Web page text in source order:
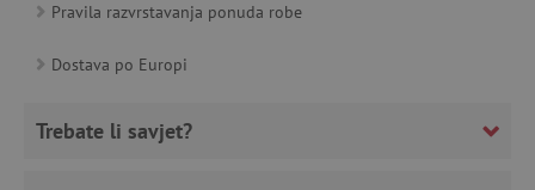
Pravila razvrstavanja ponuda robe
Dostava po Europi
Trebate li savjet?
__cf_bm